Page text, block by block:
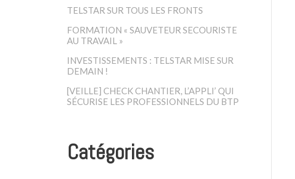
TELSTAR SUR TOUS LES FRONTS
FORMATION « SAUVETEUR SECOURISTE
AU TRAVAIL »
INVESTISSEMENTS : TELSTAR MISE SUR
DEMAIN !
[VEILLE] CHECK CHANTIER, L’APPLI’ QUI
SÉCURISE LES PROFESSIONNELS DU BTP
Catégories